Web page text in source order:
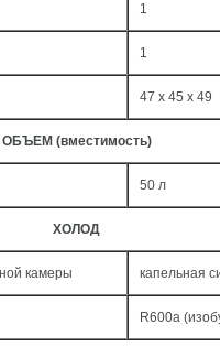
1
1
47 x 45 x 49
ОБЪЕМ (вместимость)
50 л
ХОЛОД
камеры капельная
R600a